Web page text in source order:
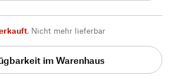
, Nicht mehr lieferbar
im Warenhaus